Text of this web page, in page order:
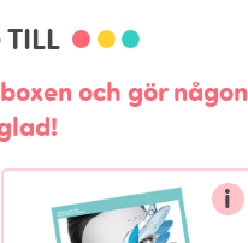
TILL
och gör någon
i